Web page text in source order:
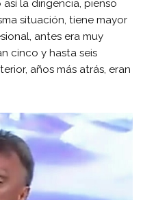
la dirigencia, pienso
situación, tiene mayor
antes era muy
cinco y hasta seis
años más atrás, eran